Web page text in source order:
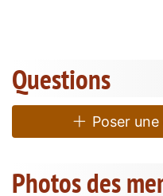
Questions
Poser
Photos des